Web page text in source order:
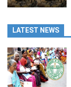
LATEST NEWS